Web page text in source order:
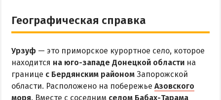
ЧАСТНЫЙ СЕКТОР
РАЗВЛЕЧЕНИЯ
Рыбалка
Географическая справка
Урзуф — это приморское курортное село, которое
находится на юго-западе Донецкой области на
границе с Бердянским районом Запорожской
области. Расположено на побережье Азовского
моря. Вместе с соседним селом Бабах-Тарама